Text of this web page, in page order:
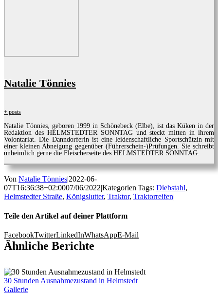
Natalie Tönnies
+ posts
Natalie Tönnies, geboren 1999 in Schönebeck (Elbe), ist das Küken in der
Redaktion des HELMSTEDTER SONNTAG und steckt mitten in ihrem
Volontariat. Die Danndorferin ist eine leidenschaftliche Sportschützin mit
einer kleinen Abneigung gegenüber (Führerschein-)Prüfungen. Sie schreibt
unheimlich gerne die Fleischerseite des HELMSTEDTER SONNTAG.
Von Natalie Tönnies|2022-06-
07T16:36:38+02:0007/06/2022|Kategorien|Tags: Diebstahl,
Helmstedter Straße, Königslutter, Traktor, Traktorreifen|
Teile den Artikel auf deiner Plattform
FacebookTwitterLinkedInWhatsAppE-Mail
Ähnliche Berichte
30 Stunden Ausnahmezustand in Helmstedt
Gallerie